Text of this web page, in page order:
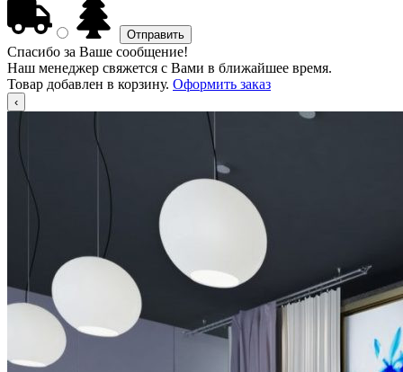
Спасибо за Ваше сообщение!
Наш менеджер свяжется с Вами в ближайшее время.
Товар добавлен в корзину. Оформить заказ